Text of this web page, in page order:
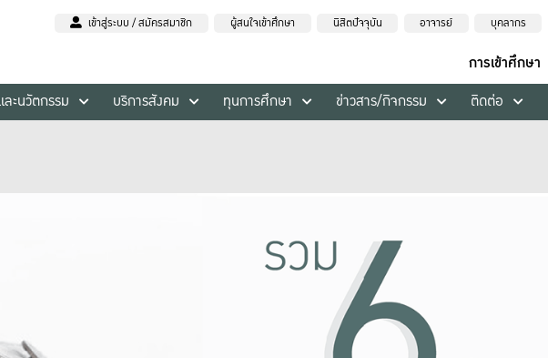
เข้าสู่ระบบ / สมัครสมาชิก ผู้สนใจเข้าศึกษา นิสิตปัจจุบัน อาจารย์ บุคลากร
การเข้าศึกษา
ะนวัตกรรม บริการสังคม ทุนการศึกษา ข่าวสาร/กิจกรรม ติดต่อ